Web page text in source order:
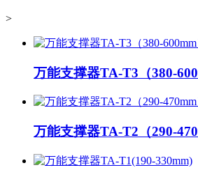
>
万能支撑器TA-T3（380-
万能支撑器TA-T2（290-